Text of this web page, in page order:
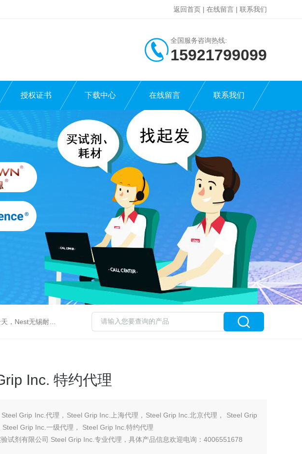
返回首页 | 在线留言 | 联系我们
全国服务咨询热线:
15921799099
授权证书 下载中心 在线留言 联系我们
生物，Cobioer科佰生物
Inc. 特约代理
Steel Grip Inc.代理，Steel Grip Inc.上海代理，Steel Grip Inc.北京代理， Steel Grip
Steel Grip Inc.一级代理， Steel Grip Inc.特约代理
验试剂有限公司 Steel Grip Inc.专业代理，具体产品信息欢迎电询：4006551678